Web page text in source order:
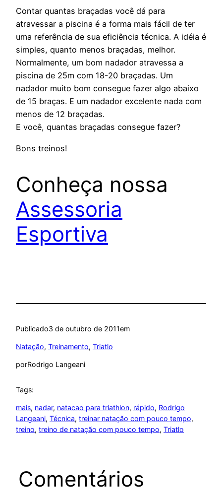
Contar quantas braçadas você dá para
atravessar a piscina é a forma mais fácil de ter
uma referência de sua eficiência técnica. A idéia é
simples, quanto menos braçadas, melhor.
Normalmente, um bom nadador atravessa a
piscina de 25m com 18-20 braçadas. Um
nadador muito bom consegue fazer algo abaixo
de 15 braças. E um nadador excelente nada com
menos de 12 braçadas.
E você, quantas braçadas consegue fazer?
Bons treinos!
Conheça nossa
Assessoria
Esportiva
Publicado3 de outubro de 2011em
Natação, Treinamento, Triatlo
porRodrigo Langeani
Tags:
mais, nadar, natacao para triathlon, rápido, Rodrigo
Langeani, Técnica, treinar natação com pouco tempo
treino, treino de natação com pouco tempo, Triatlo
Comentários